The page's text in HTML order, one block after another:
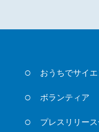
おうちでサイエ
ボランティア
プレスリリー